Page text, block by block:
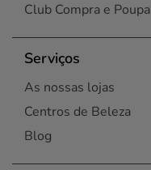
Club Compra e Poupa
Serviços
As nossas lojas
Centros de Beleza
Blog